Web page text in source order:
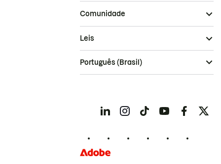
Comunidade
Leis
Português (Brasil)